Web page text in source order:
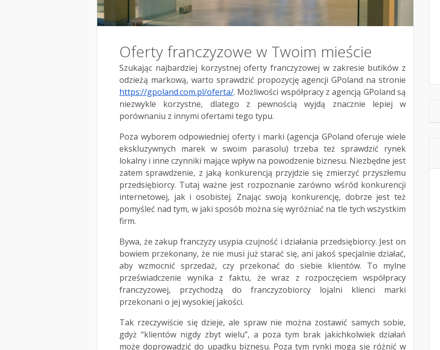
Oferty franczyzowe w Twoim mieście
Szukając najbardziej korzystnej oferty franczyzowej w zakresie butików z
odzieżą markową, warto sprawdzić propozycję agencji GPoland na stronie
https://gpoland.com.pl/oferta/. Możliwości współpracy z agencją GPoland są
niezwykle korzystne, dlatego z pewnością wyjdą znacznie lepiej w
porównaniu z innymi ofertami tego typu.
Poza wyborem odpowiedniej oferty i marki (agencja GPoland oferuje wiele
ekskluzywnych marek w swoim parasolu) trzeba też sprawdzić rynek
lokalny i inne czynniki mające wpływ na powodzenie biznesu. Niezbędne jest
zatem sprawdzenie, z jaką konkurencją przyjdzie się zmierzyć przyszłemu
przedsiębiorcy. Tutaj ważne jest rozpoznanie zarówno wśród konkurencji
internetowej, jak i osobistej. Znając swoją konkurencję, dobrze jest też
pomyśleć nad tym, w jaki sposób można się wyróżniać na tle tych wszystkim
firm.
Bywa, że zakup franczyzy usypia czujność i działania przedsiębiorcy. Jest on
bowiem przekonany, że nie musi już starać się, ani jakoś specjalnie działać,
aby wzmocnić sprzedaż, czy przekonać do siebie klientów. To mylne
przeświadczenie wynika z faktu, że wraz z rozpoczęciem współpracy
franczyzowej, przychodzą do franczyzobiorcy lojalni klienci marki
przekonani o jej wysokiej jakości.
Tak rzeczywiście się dzieje, ale spraw nie można zostawić samych sobie,
gdyż “klientów nigdy zbyt wielu”, a poza tym brak jakichkolwiek działań
może doprowadzić do upadku biznesu. Poza tym rynki mogą się różnić w